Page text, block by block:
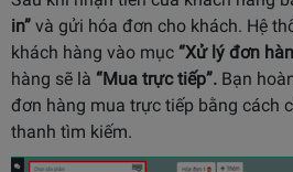
in” và gửi hóa đơn cho khách. Hệ
khách hàng vào mục “Xử lý đơn
hàng sẽ là “Mua trực tiếp”. Bạn
đơn hàng mua trực tiếp bằng cách
thanh tìm kiếm.